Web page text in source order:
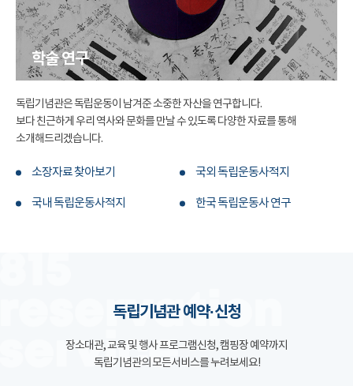
학술 연구
독립기념관은 독립운동이 남겨준 소중한 자산을 연구합니다.
보다 친근하게 우리 역사와 문화를 만날 수 있도록 다양한 자료를 통해
소개해드리겠습니다.
소장자료 찾아보기 국외 독립운동사적지
국내 독립운동사적지 한국 독립운동사 연구
독립기념관 예약·신청
장소대관, 교육 및 행사 프로그램신청, 캠핑장 예약까지
독립기념관의 모든서비스를 누려보세요!